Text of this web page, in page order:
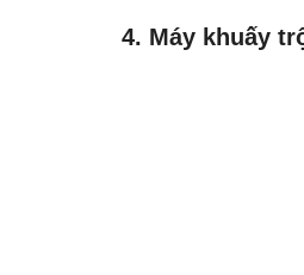
4. Máy khuấy